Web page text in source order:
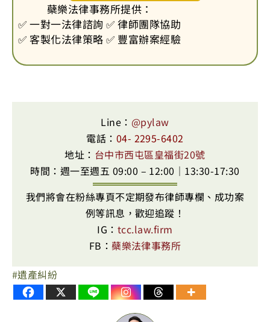
蘗樂法律事務所提供：
✅ 一對一法律諮詢 ✅ 律師團隊協助
✅ 客製化法律策略 ✅ 豐富辦案經驗
Line： @pylaw
電話： 04- 2295-6402
地址： 台中市西屯區皇福街20號
時間：週一至週五 09:00 – 12:00｜13:30-17:30
我們將會在粉絲專頁不定期發布律師專欄、成功案
例等訊息，歡迎追蹤！
IG： tcc.law.firm
FB：蘗樂法律事務所
遺產糾紛